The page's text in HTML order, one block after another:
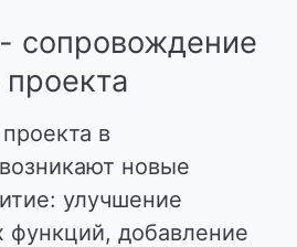
сопровождение
в
новые
улучшение
добавление